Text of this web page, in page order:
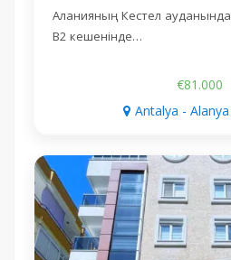
Аланияның Кестел
B2 кешенінде…
€81.000
Antalya -